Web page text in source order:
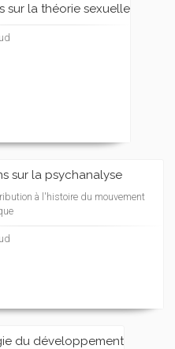
sur la théorie sexuelle
sur la psychanalyse
à l'histoire du mouvement
du développement